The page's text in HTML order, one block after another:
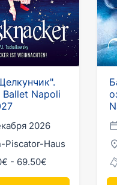
Ballet Napoli
2026
Piscator-Haus
- 69.50€